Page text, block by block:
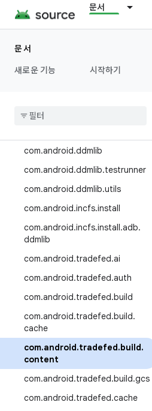
문서
문서
새로운 기능
시작하기
HAL
com.android
com.android.ddmlib
com.android.ddmlib.testrunner
com.android.ddmlib.utils
com.android.incfs.install
com.android.incfs.install.adb.
ddmlib
com.android.tradefed.ai
com.android.tradefed.auth
com.android.tradefed.build
com.android.tradefed.build.
cache
com.android.tradefed.build.
content
com.android.tradefed.build.gcs
com.android.tradefed.cache